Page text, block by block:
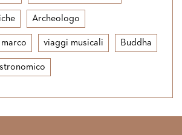
Archeologo
viaggi musicali Buddha